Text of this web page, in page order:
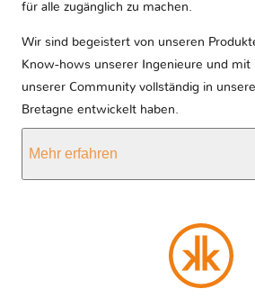
für alle zugänglich zu machen.
Wir sind begeistert von unseren
Know-hows unserer Ingenieure und mit
unserer Community vollständig in
Bretagne entwickelt haben.
Mehr erfahren